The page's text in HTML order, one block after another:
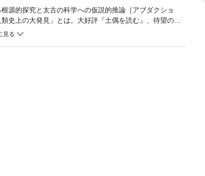
源的探究と太古の科学への仮説的推論［アブダクショ
史上の大発見」とは。大好評『土偶を読む』、待望の続
旅へ。前著『土偶を読む』で検証されたのは「土偶は植
本書は縄文土偶の解読方法を世界の土偶に応用し、１万
、そして３万年前に謎の捕縛された姿で作られた「旧石
つは〈最初から人体を所有するもの〉、もうひとつは
目次］はじめに序 章：人類史をたどる神話の旅 第１
界――アニミズムあるいは宇宙を構成する《人間》第３
器時代フィギュアの解読付録１：縄文時代の注目すべき